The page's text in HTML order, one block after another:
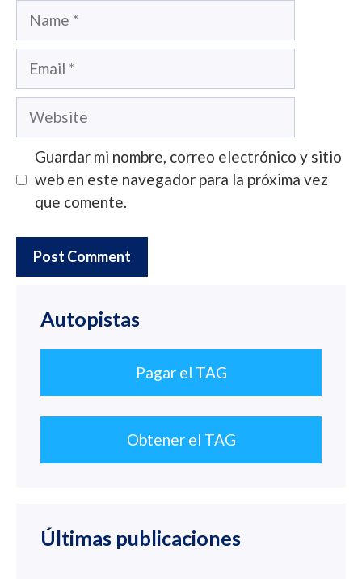
Name
Email
Website
Guardar mi nombre, correo electrónico y sitio
web en este navegador para la próxima vez
que comente.
Autopistas
Pagar el TAG
Obtener el TAG
Últimas publicaciones